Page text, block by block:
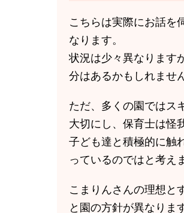
こちらは実際にお話を
なります。
状況は少々異なります
分はあるかもしれませ
ただ、多くの園ではス
大切にし、保育士は怪
子ども達と積極的に触
っているのではと考え
こまりんさんの理想と
と園の方針が異なりま